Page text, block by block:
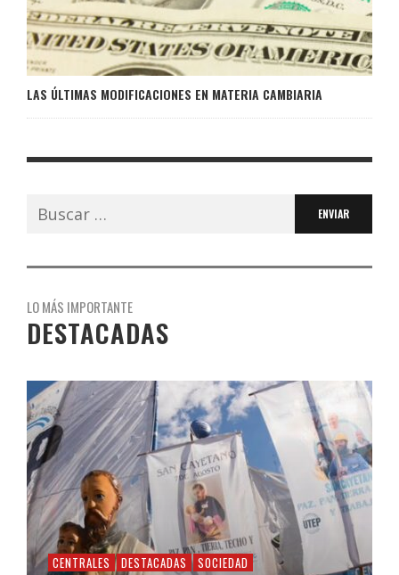
LAS ÚLTIMAS MODIFICACIONES EN MATERIA CAMBIARIA
Buscar:
LO MÁS IMPORTANTE
DESTACADAS
CENTRALES DESTACADAS SOCIEDAD